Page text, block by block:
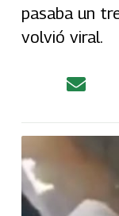
pasaba un
volvió viral.